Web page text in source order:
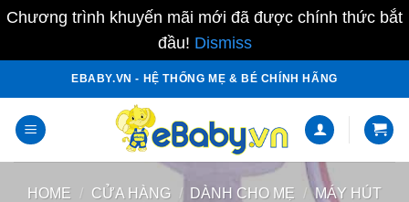
Chương trình khuyến mãi mới đã được chính thức bắt
đầu! Dismiss
content
EBABY.VN - HỆ THỐNG MẸ & BÉ CHÍNH HÃNG
HOME / CỬA HÀNG / DÀNH CHO MẸ / MÁY HÚT